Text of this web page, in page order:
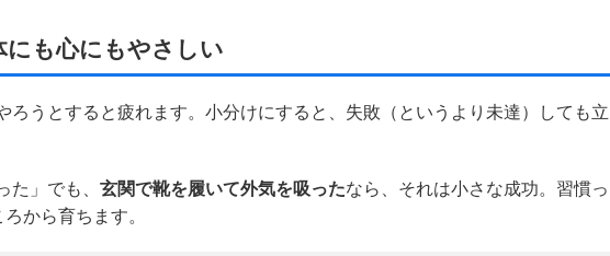
にも心にもやさしい
ろうとすると疲れます。小分けにすると、失敗（というより未達）しても立
た」でも、 玄関で靴を履いて外気を吸ったなら、それは小さな成功。習慣っ
から育ちます。